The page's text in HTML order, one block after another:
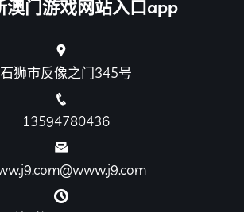
澳门游戏网站入口app
石狮市反像之门345号
13594780436